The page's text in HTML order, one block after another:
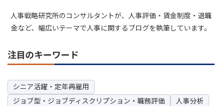
人事戦略研究所のコンサルタントが、人事評価・賃金制度・退職
金など、幅広いテーマで人事に関するブログを執筆しています。
注目のキーワード
シニア活躍・定年再雇用
ジョブ型・ジョブディスクリプション・職務評価
人事分析